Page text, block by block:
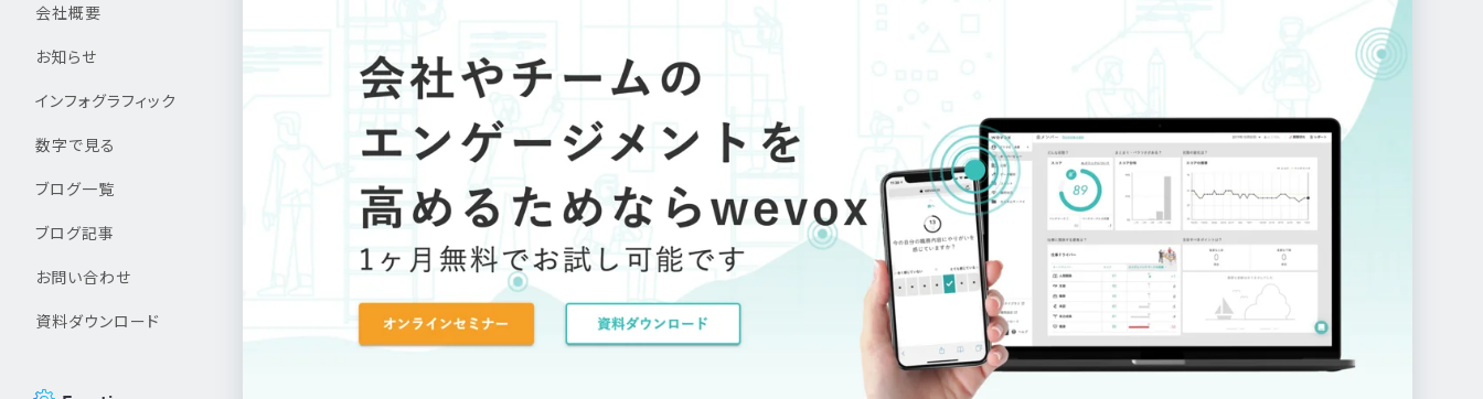
会社概要
お知らせ
インフォグラフィック
数字で見る
ブログ一覧
ブログ記事
お問い合わせ
資料ダウンロード